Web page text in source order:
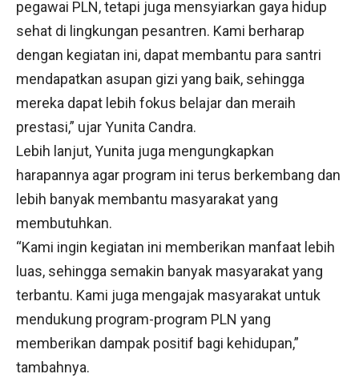
pegawai PLN, tetapi juga mensyiarkan gaya hidup
sehat di lingkungan pesantren. Kami berharap
dengan kegiatan ini, dapat membantu para santri
mendapatkan asupan gizi yang baik, sehingga
mereka dapat lebih fokus belajar dan meraih
prestasi,” ujar Yunita Candra.
Lebih lanjut, Yunita juga mengungkapkan
harapannya agar program ini terus berkembang dan
lebih banyak membantu masyarakat yang
membutuhkan.
“Kami ingin kegiatan ini memberikan manfaat lebih
luas, sehingga semakin banyak masyarakat yang
terbantu. Kami juga mengajak masyarakat untuk
mendukung program-program PLN yang
memberikan dampak positif bagi kehidupan,”
tambahnya.